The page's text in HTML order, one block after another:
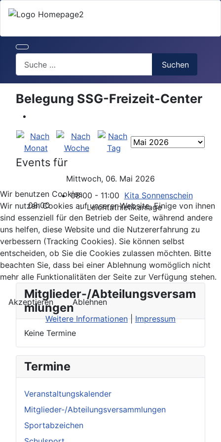
Suchen
Mitglieder-/Abteilungsversam
mlungen
Keine Termine
Termine
Veranstaltungskalender
Mitglieder-/Abteilungsversammlungen
Sportabzeichen
Belegung SSG-Freizeit-Center
Events für
Mittwoch, 06. Mai 2026
08:00
08:00 - 11:00 Kita Sonnenschein
:: Leichtathletikanlage
Wir benutzen Cookies
Wir nutzen Cookies auf unserer Website. Einige von ihnen
sind essenziell für den Betrieb der Seite, während andere
uns helfen, diese Website und die Nutzererfahrung zu
verbessern (Tracking Cookies). Sie können selbst
entscheiden, ob Sie die Cookies zulassen möchten. Bitte
beachten Sie, dass bei einer Ablehnung womöglich nicht
mehr alle Funktionalitäten der Seite zur Verfügung stehen.
Akzeptieren
Ablehnen
Weitere Informationen|Impressum